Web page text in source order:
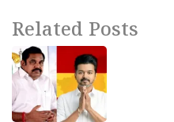
Related Posts